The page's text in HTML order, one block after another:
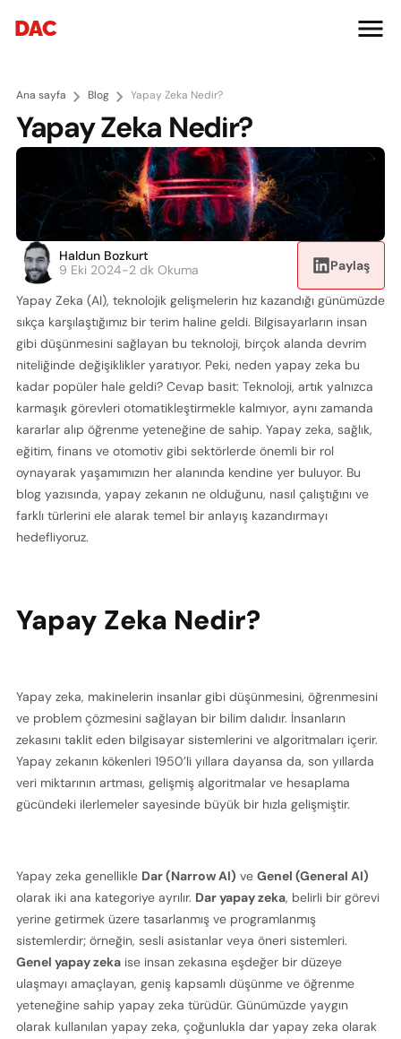
Ana sayfa Blog Yapay Zeka Nedir?
Yapay Zeka Nedir?
Paylaş
Haldun Bozkurt
9 Eki 2024-2 dk Okuma
Yapay Zeka (AI), teknolojik gelişmelerin hız kazandığı günümüzde
sıkça karşılaştığımız bir terim haline geldi. Bilgisayarların insan
gibi düşünmesini sağlayan bu teknoloji, birçok alanda devrim
niteliğinde değişiklikler yaratıyor. Peki, neden yapay zeka bu
kadar popüler hale geldi? Cevap basit: Teknoloji, artık yalnızca
karmaşık görevleri otomatikleştirmekle kalmıyor, aynı zamanda
kararlar alıp öğrenme yeteneğine de sahip. Yapay zeka, sağlık,
eğitim, finans ve otomotiv gibi sektörlerde önemli bir rol
oynayarak yaşamımızın her alanında kendine yer buluyor. Bu
blog yazısında, yapay zekanın ne olduğunu, nasıl çalıştığını ve
farklı türlerini ele alarak temel bir anlayış kazandırmayı
hedefliyoruz.
Yapay Zeka Nedir?
Yapay zeka, makinelerin insanlar gibi düşünmesini, öğrenmesini
ve problem çözmesini sağlayan bir bilim dalıdır. İnsanların
zekasını taklit eden bilgisayar sistemlerini ve algoritmaları içerir.
Yapay zekanın kökenleri 1950’li yıllara dayansa da, son yıllarda
veri miktarının artması, gelişmiş algoritmalar ve hesaplama
gücündeki ilerlemeler sayesinde büyük bir hızla gelişmiştir.
Yapay zeka genellikle Dar (Narrow AI) ve Genel (General AI)
olarak iki ana kategoriye ayrılır. Dar yapay zeka, belirli bir görevi
yerine getirmek üzere tasarlanmış ve programlanmış
Genel yapay zeka ise insan zekasına eşdeğer bir düzeye
ulaşmayı amaçlayan, geniş kapsamlı düşünme ve öğrenme
yeteneğine sahip yapay zeka türüdür. Günümüzde yaygın
olarak kullanılan yapay zeka, çoğunlukla dar yapay zeka olarak
DAC